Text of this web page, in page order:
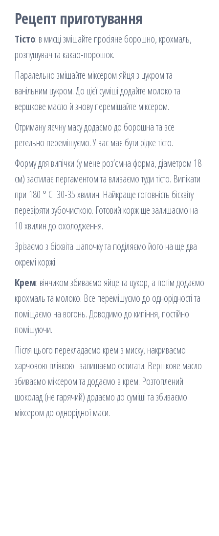
Рецепт приготування
Тісто: в мисці змішайте просіяне борошно, крохмаль,
розпушувач та какао-порошок.
Паралельно змішайте міксером яйця з цукром та
ванільним цукром. До цієї суміші додайте молоко та
вершкове масло й знову перемішайте міксером.
Отриману яєчну масу додаємо до борошна та все
ретельно перемішуємо. У вас має бути рідке тісто.
Форму для випічки (у мене роз’ємна форма, діаметром 18
см) застилає пергаментом та вливаємо туди тісто. Випікати
при 180 ° C 30-35 хвилин. Найкраще готовність бісквіту
перевіряти зубочисткою. Готовий корж ще залишаємо на
10 хвилин до охолодження.
Зрізаємо з бісквіта шапочку та поділяємо його на ще два
окремі коржі.
Крем: вінчиком збиваємо яйце та цукор, а потім додаємо
крохмаль та молоко. Все перемішуємо до однорідності та
поміщаємо на вогонь. Доводимо до кипіння, постійно
помішуючи.
Після цього перекладаємо крем в миску, накриваємо
харчовою плівкою і залишаємо остигати. Вершкове масло
збиваємо міксером та додаємо в крем. Розтоплений
шоколад (не гарячий) додаємо до суміші та збиваємо
міксером до однорідної маси.